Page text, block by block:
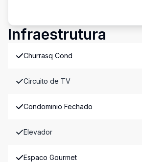
Infraestrutura
Churrasq Cond
Circuito de TV
Condominio Fechado
Elevador
Espaco Gourmet